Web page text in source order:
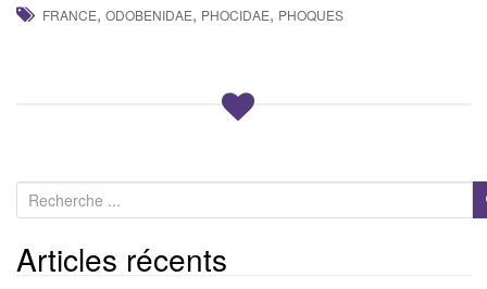
FRANCE, ODOBENIDAE, PHOCIDAE, PHOQUES
e
c
h
Articles récents